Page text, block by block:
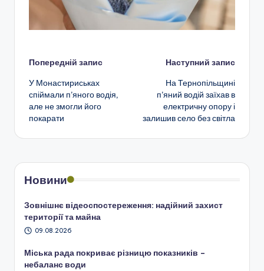
Навігація
по
запису
Попередній запис
У Монастириськах
спіймали п’яного водія,
але не змогли його
покарати
Наступний запис
На Тернопільщині
п’яний водій заїхав в
електричну опору і
залишив село без світла
Новини
Зовнішнє відеоспостереження: надійний захист
території та майна
09.08.2026
Міська рада покриває різницю показників –
небаланс води